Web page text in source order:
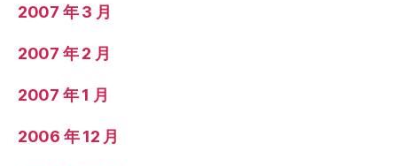
2007 年 3 月
2007 年 2 月
2007 年 1 月
2006 年 12 月